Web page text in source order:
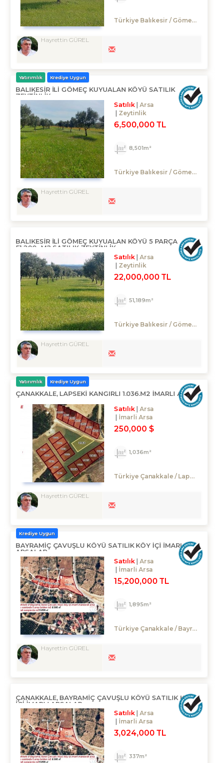
Türkiye Balıkesir / Gömeç
Hayrettin GÜREL
Yatırımlık Krediye Uygun
BALIKESIR ILI GÖMEÇ KUYUALAN KÖYÜ SATILIK
ZEYTINLIK
Satılık
Arsa
Zeytinlik
6,500,000 TL
8,501m²
Türkiye Balıkesir / Gömeç
Hayrettin GÜREL
BALIKESIR ILI GÖMEÇ KUYUALAN KÖYÜ 5 PARÇA
51.200.-M2 SATILIK ZEYTİNLİK
Satılık
Arsa
Zeytinlik
22,000,000 TL
51,189m²
Türkiye Balıkesir / Gömeç
Hayrettin GÜREL
Yatırımlık Krediye Uygun
ÇANAKKALE, LAPSEKİ KANGIRLI 1.036.M2 İMARLI ARSA
Satılık
Arsa
İmarli Arsa
250,000 $
1,036m²
Türkiye Çanakkale / Lapseki
Hayrettin GÜREL
Krediye Uygun
BAYRAMIÇ ÇAVUŞLU KÖYÜ SATILIK KÖY IÇI IMARLI
ARSALAR
Satılık
Arsa
İmarli Arsa
15,200,000 TL
1,895m²
Türkiye Çanakkale / Bayramiç
Hayrettin GÜREL
ÇANAKKALE, BAYRAMIÇ ÇAVUŞLU KÖYÜ SATILIK KÖY
IÇI IMARLI ARSALAR
Satılık
Arsa
İmarli Arsa
3,024,000 TL
337m²